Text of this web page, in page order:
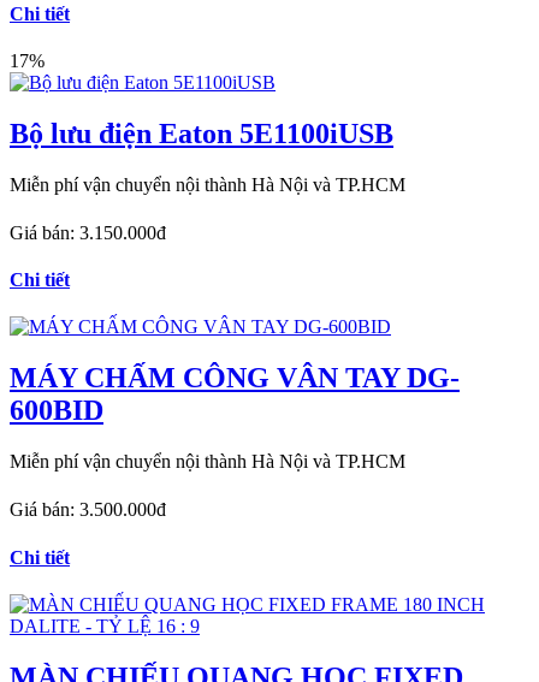
Chi tiết
17%
Bộ lưu điện Eaton 5E1100iUSB
Miễn phí vận chuyển nội thành Hà Nội và TP.HCM
Giá bán: 3.150.000đ
Chi tiết
MÁY CHẤM CÔNG VÂN TAY DG-
600BID
Miễn phí vận chuyển nội thành Hà Nội và TP.HCM
Giá bán: 3.500.000đ
Chi tiết